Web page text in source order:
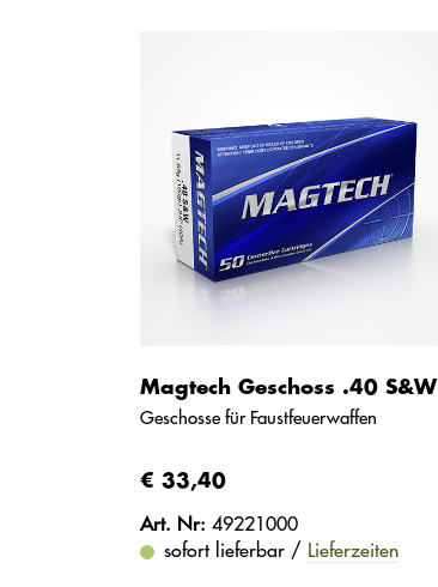
Magtech Geschoss .40 S&W
Geschosse für Faustfeuerwaffen
€ 33,40
Art. Nr: 49221000
sofort lieferbar / Lieferzeiten